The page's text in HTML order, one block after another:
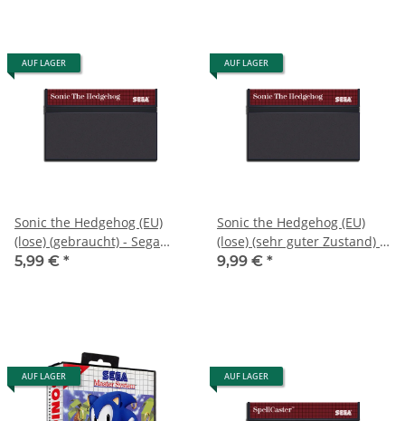
AUF LAGER
Sonic the Hedgehog (EU)
(lose) (gebraucht) - Sega
Master System
5,99 € *
AUF LAGER
Sonic the Hedgehog (EU)
(lose) (sehr guter Zustand) -
Sega Master System
9,99 € *
AUF LAGER AUF LAGER